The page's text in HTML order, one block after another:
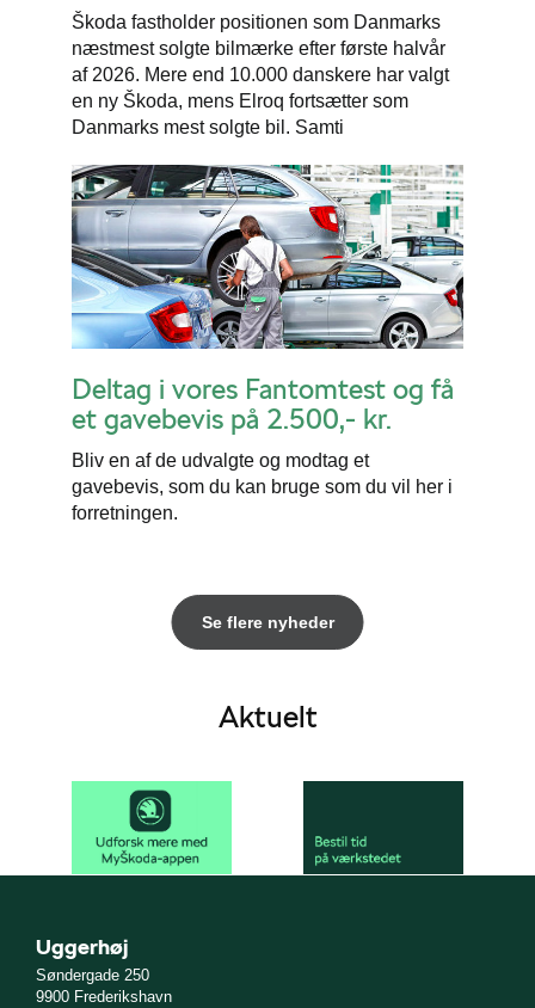
Škoda fastholder positionen som Danmarks
næstmest solgte bilmærke efter første halvår
af 2026. Mere end 10.000 danskere har valgt
en ny Škoda, mens Elroq fortsætter som
Danmarks mest solgte bil. Samti
Deltag i vores Fantomtest og få
et gavebevis på 2.500,- kr.
Bliv en af de udvalgte og modtag et
gavebevis, som du kan bruge som du vil her i
forretningen.
Se flere nyheder
Aktuelt
Uggerhøj
Søndergade 250
9900 Frederikshavn